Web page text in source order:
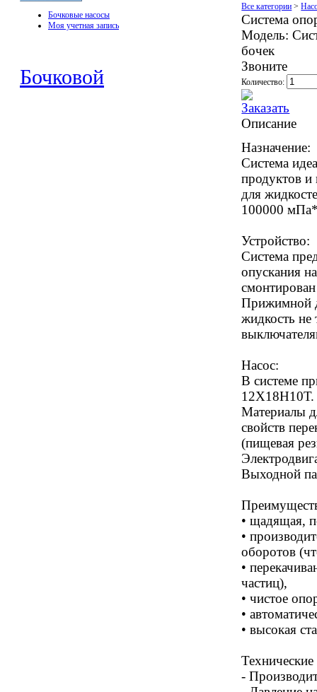
Все категории >
Система
Модель:
бочек
Звоните
Количество:
Описание
Назначение:
Система
продуктов
для
100000
Устройство:
Система
опускания
Прижимной
жидкость не
Насос:
В системе
Материалы
свойств
(пищевая
Выходной
• щадящая,
•
оборотов
•
частиц),
• чистое
•
• высокая
Технические
-
Бочковые насосы
Моя учетная запись
Бочковой